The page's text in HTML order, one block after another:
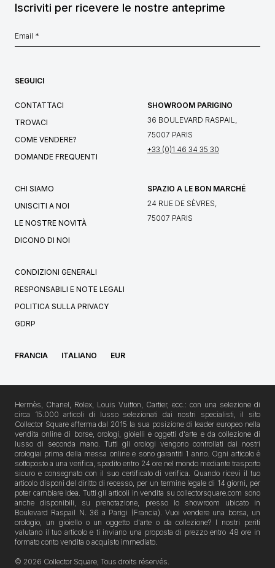
Iscriviti per ricevere le nostre anteprime
SEGUICI
CONTATTACI
TROVACI
COME VENDERE?
DOMANDE FREQUENTI
SHOWROOM PARIGINO
36 BOULEVARD RASPAIL,
75007 PARIS
+33 (0)1 46 34 35 30
CHI SIAMO
UNISCITI A NOI
LE NOSTRE NOVITÀ
DICONO DI NOI
SPAZIO A LE BON MARCHÉ
24 RUE DE SÈVRES,
75007 PARIS
CONDIZIONI GENERALI
RESPONSABILI E NOTE LEGALI
POLITICA SULLA PRIVACY
GDRP
FRANCIA ITALIANO EUR
Hermès, Chanel, Rolex, Louis Vuitton, Cartier, ecc.: con una selezione di
circa 15.000 articoli di lusso selezionati dai nostri specialisti, il sito
Collector Square afferma dal 2015 la sua posizione di leader europeo nella
vendita online di borse, orologi, gioielli e oggetti d'arte e da collezione di
lusso di seconda mano. Tutti gli orologi vengono controllati dai nostri
orologiai prima della messa online e sono garantiti 1 anno. Ogni articolo è
sottoposto a una verifica, spedito entro 24 ore nel mondo mediante trasporto
sicuro e consegnato con il suo certificato di verifica. Quando ricevi il tuo
articolo disponi del diritto di recesso, per un termine legale di 14 giorni, per
poter cambiare idea. Tutti gli articoli in vendita su collectorsquare.com sono
anche disponibili, su prenotazione, presso lo showroom ubicato in
Boulevard Raspail N. 36 a Parigi (Francia). Vuoi vendere una borsa, un
orologio, un gioiello o un oggetto d'arte o da collezione? I nostri periti
valutano il tuo articolo e ti inviano una proposta di prezzo entro 48 ore in
formato conto vendita o acquisto immediato.
© 2026 Collector Square, Tous droits réservés.